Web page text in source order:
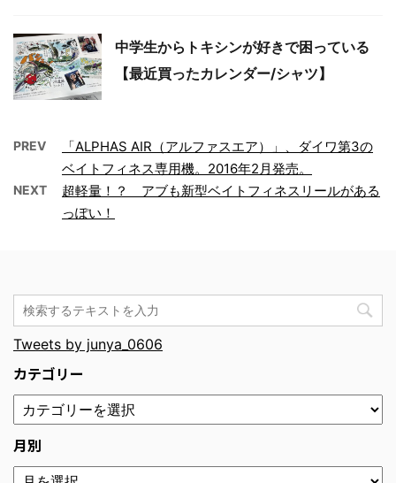
中学生からトキシンが好きで困っている
【最近買ったカレンダー/シャツ】
PREV
「ALPHAS AIR（アルファスエア）」、ダイワ第3の
ベイトフィネス専用機。2016年2月発売。
NEXT
超軽量！？ アブも新型ベイトフィネスリールがある
っぽい！
Tweets by junya_0606
カテゴリー
月別